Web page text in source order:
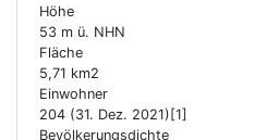
Höhe
53 m ü. NHN
Fläche
5,71 km2
Einwohner
204 (31. Dez. 2021)[1]
Bevölkerungsdichte